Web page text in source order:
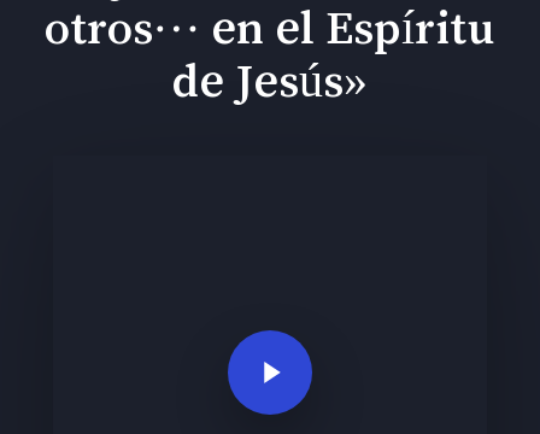
otros… en el Espíritu
de Jesús»
Play Video